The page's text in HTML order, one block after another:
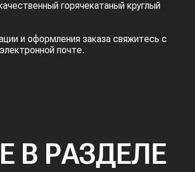
горячекатаный круглый
и оформления заказа свяжитесь с
почте.
В РАЗДЕЛЕ